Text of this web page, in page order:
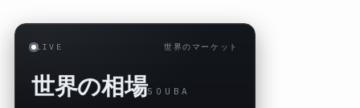
LIVE 世界のマーケット
世界の相場SOUBA